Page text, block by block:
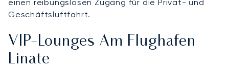
einen reibungslosen Zugang für die Privat- und
Geschäftsluftfahrt.
VIP-Lounges Am Flughafen
Linate